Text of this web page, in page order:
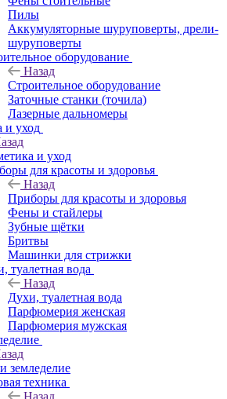
Пилы
Аккумуляторные шуруповерты, дрели-
шуруповерты
оборудование
Назад
Строительное оборудование
Заточные станки (точила)
Лазерные дальномеры
и уход
и уход
для красоты и здоровья
Назад
Приборы для красоты и здоровья
Фены и стайлеры
Зубные щётки
Бритвы
Машинки для стрижки
туалетная вода
Назад
Духи, туалетная вода
Парфюмерия женская
Парфюмерия мужская
земледелие
техника
Назад